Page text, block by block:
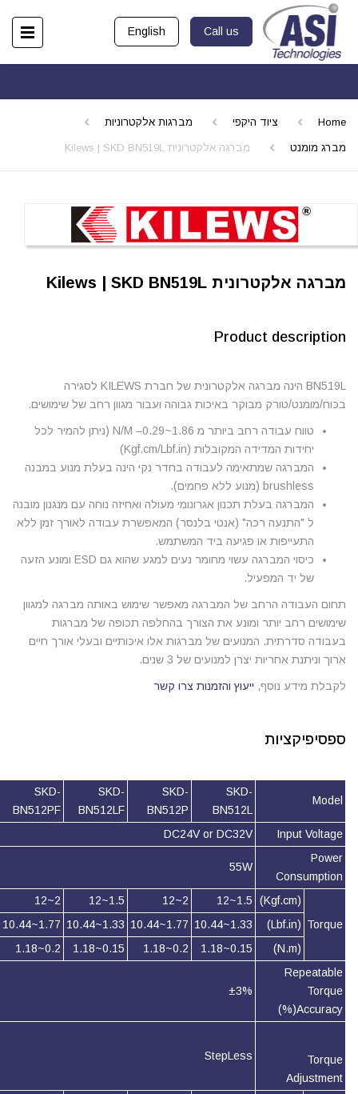
Call us
English
Home ציוד היקפי מברגות אלקטרוניות
מברג מומנט מברגה אלקטרונית Kilews | SKD BN519L
מברגה אלקטרונית Kilews | SKD BN519L
Product description
BN519L הינה מברגה אלקטרונית של חברת KILEWS לסגירה
בכוח/מומנט/טורק מבוקר באיכות גבוהה ועבור מגוון רחב של שימושים.
טווח עבודה רחב ביותר מ N/M –0.29~1.86 (ניתן להמיר לכל
יחידות המדידה המקובלות (Kgf.cm/Lbf.in)
המברגה שמתאימה לעבודה בחדר נקי הינה בעלת מנוע במבנה
brushless (מנוע ללא פחמים).
המברגה בעלת תכנון אגרונומי מעולה ואחיזה נוחה עם מנגנון מובנה
ל "התנעה רכה" (אנטי בלנסר) המאפשרת עבודה לאורך זמן ללא
התעייפות או פגיעה ביד המשתמש.
כיסוי המברגה עשוי מחומר נעים למגע שהוא גם ESD ומונע הזעה
של יד המפעיל.
תחום העבודה הרחב של המברגה מאפשר שימוש באותה מברגה למגוון
שימושים רחב יותר ומונע את הצורך בהחלפה תכופה של מברגות
בעבודה סדרתית. המנועים של מברגות אלו איכותיים ובעלי אורך חיים
ארוך וניתנת אחריות יצרן למנועים של 3 שנים.
לקבלת מידע נוסף, ייעוץ והזמנות צרו קשר
ספסיפיקציות
Model
SKD-
BN512L
SKD-
BN512P
SKD-
BN512LF
SKD-
BN512PF
Input Voltage
DC24V or DC32V
Power
Consumption
55W
Torque
(Kgf.cm)
1.5~12
2~12
1.5~12
2~12
(Lbf.in)
1.33~10.44
1.77~10.44
1.33~10.44
1.77~10.44
(N.m)
0.15~1.18
0.2~1.18
0.15~1.18
0.2~1.18
Repeatable
Torque
Accuracy(%)
±3%
Torque
Adjustment
StepLess